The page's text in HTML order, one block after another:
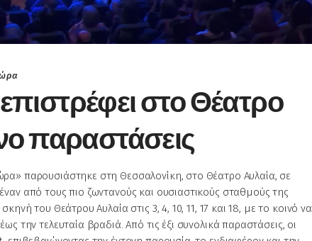
στο Θέατρο
παραστάσεις
παρουσιάστηκε στη Θεσσαλονίκη, στο Θέατρο Αυλαία, σε
από τους πιο ζωντανούς και ουσιαστικούς σταθμούς της
του Θεάτρου Αυλαία στις 3, 4, 10, 11, 17 και 18, με το κοινό να
την τελευταία βραδιά. Από τις έξι συνολικά παραστάσεις, οι